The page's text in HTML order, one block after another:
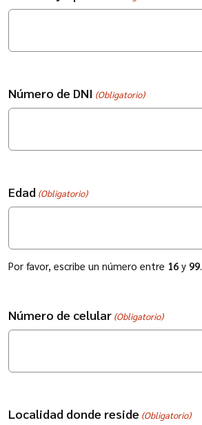
Número de DNI (Obligatorio)
Edad (Obligatorio)
Por favor, escribe un número entre 16 y 99.
Número de celular (Obligatorio)
Localidad donde reside (Obligatorio)